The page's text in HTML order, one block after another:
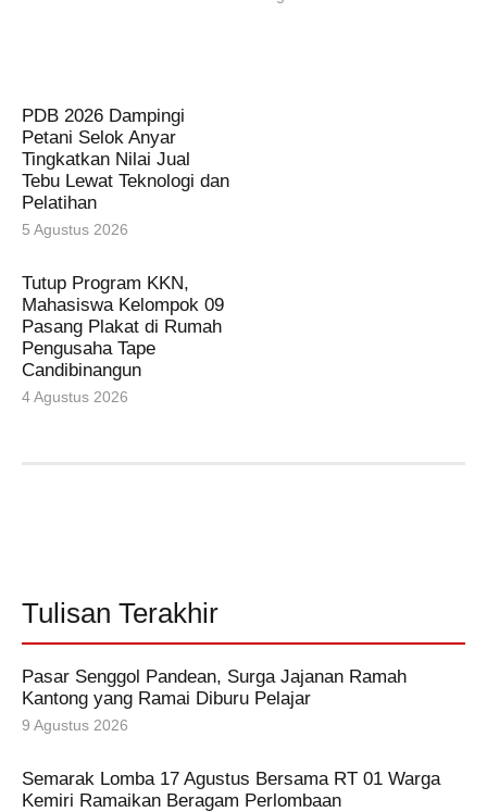
PDB 2026 Dampingi
Petani Selok Anyar
Tingkatkan Nilai Jual
Tebu Lewat Teknologi dan
Pelatihan
5 Agustus 2026
Tutup Program KKN,
Mahasiswa Kelompok 09
Pasang Plakat di Rumah
Pengusaha Tape
Candibinangun
4 Agustus 2026
Tulisan Terakhir
Pasar Senggol Pandean, Surga Jajanan Ramah
Kantong yang Ramai Diburu Pelajar
9 Agustus 2026
Semarak Lomba 17 Agustus Bersama RT 01 Warga
Kemiri Ramaikan Beragam Perlombaan